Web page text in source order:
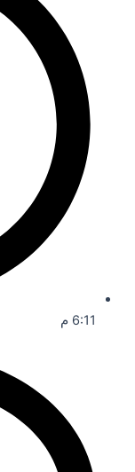
6:11 م